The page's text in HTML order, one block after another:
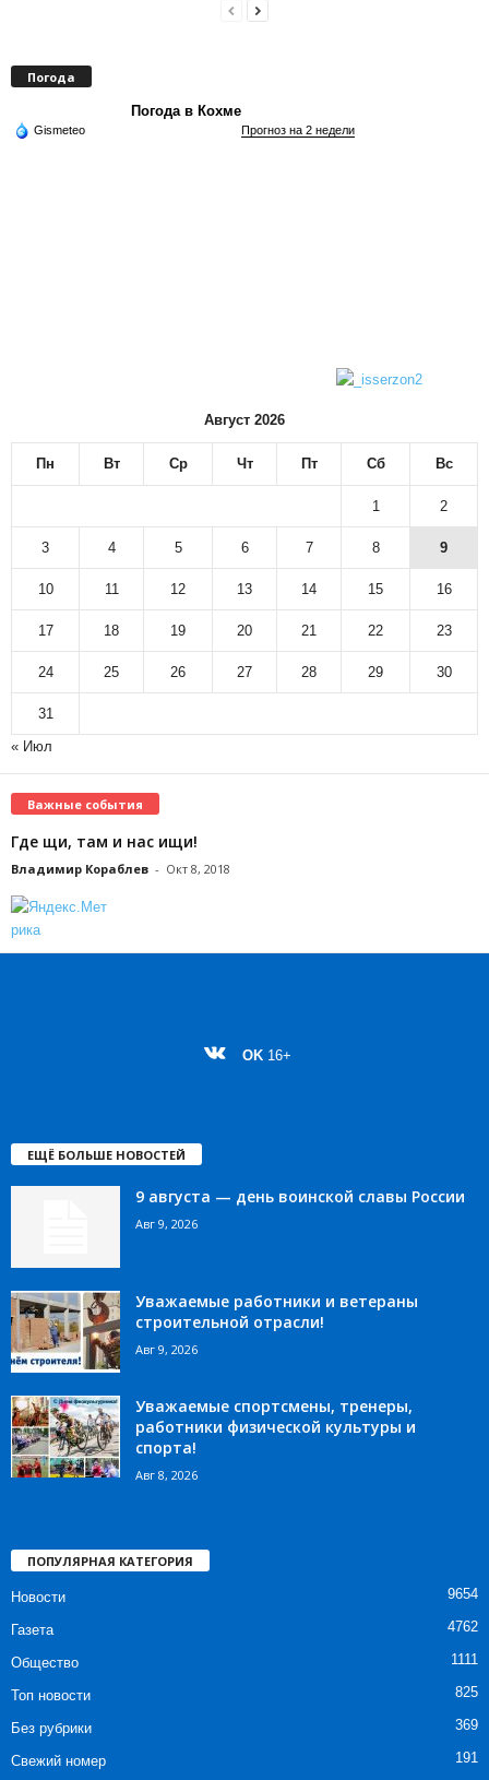
Погода
Погода в Кохме
Gismeteo Прогноз на 2 недели
Август 2026
Пн Вт Ср Чт Пт Сб Вс
1 2
3 4 5 6 7 8 9
10 11 12 13 14 15 16
17 18 19 20 21 22 23
24 25 26 27 28 29 30
31
« Июл
Важные события
Где щи, там и нас ищи!
Владимир Кораблев - Окт 8, 2018
OK 16+
ЕЩЁ БОЛЬШЕ НОВОСТЕЙ
9 августа — день воинской славы России
Авг 9, 2026
Уважаемые работники и ветераны
строительной отрасли!
Авг 9, 2026
Уважаемые спортсмены, тренеры,
работники физической культуры и
спорта!
Авг 8, 2026
ПОПУЛЯРНАЯ КАТЕГОРИЯ
Новости 9654
Газета 4762
Общество 1111
Топ новости 825
Без рубрики 369
Свежий номер 191